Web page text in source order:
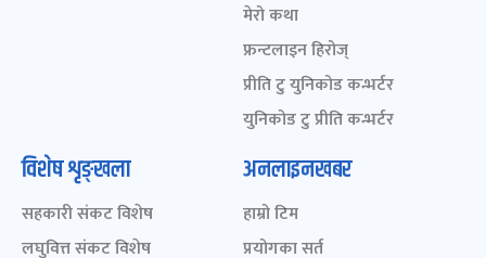
मेरो कथा
फ्रन्टलाइन हिरोज्
प्रीति टु युनिकोड कन्भर्टर
युनिकोड टु प्रीति कन्भर्टर
विशेष शृङ्खला
सहकारी संकट विशेष
लघुवित्त संकट विशेष
अनलाइनखबर
हाम्रो टिम
प्रयोगका सर्त